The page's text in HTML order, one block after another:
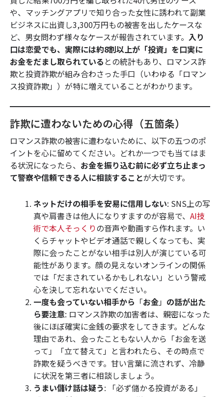
や、マッチングアプリで知り合った女性に誘われて副業
ビジネスに出資し3,300万円もの被害を出したケースな
ど、男女問わず様々なケースが報告されています。 入り
口は恋愛でも、実際には約8割以上が「投資」を口実に
お金をだまし取られている との統計もあり、ロマンス詐
欺と投資詐欺が組み合わさった手口（いわゆる「ロマン
ス投資詐欺」）が特に増えていることがわかります。
詐欺に遭わないための心得（五箇条）
ロマンス詐欺の被害に遭わないために、以下の五つのポ
イントを心に留めてください。どれか一つでも当てはま
る状況になったら、 お金を振り込む前に必ず立ち止まっ
て警察や信頼できる人に相談することが大切です。
ネットだけの相手を安易に信用しない: SNS上の写
真や肩書きは他人になりすますのが容易で、 AI技
術で本人そっくりの音声や動画すら作れます。い
くらチャットやビデオ通話で親しくなっても、実
際に会ったことがない相手は別人が演じている可
能性があります。顔の見えないオンラインの関係
では「だまされているかもしれない」という警戒
心を決して忘れないでください。
一度も会っていない相手から 「お金」 の話が出た
ら要注意: ロマンス詐欺の加害者は、親密になった
後にほぼ確実に金銭の要求をしてきます。どんな
理由であれ、会ったこともない人から「お金を送
って」「立て替えて」と言われたら、その時点で
詐欺を疑うべきです。甘い言葉に流されず、冷静
に状況を第三者に相談しましょう。
うまい儲け話は疑う: 「必ず儲かる投資がある」